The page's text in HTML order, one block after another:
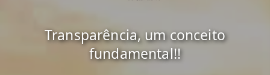
Transparência, um conceito
fundamental!!